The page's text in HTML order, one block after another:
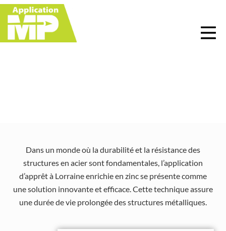
Menu
Skip
right
header
Skip
main
content
Skip
primary
sidebar
Skip
footer
Dans un monde où la durabilité et la résistance des
structures en acier sont fondamentales, l’application
d’apprêt à Lorraine enrichie en zinc se présente comme
une solution innovante et efficace. Cette technique assure
une durée de vie prolongée desstructures métalliques.